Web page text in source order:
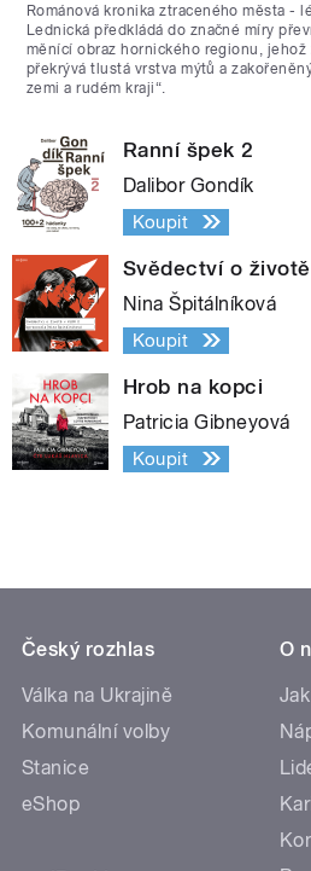
Románová kronika ztraceného města -
Lednická předkládá do značné míry
měnící obraz hornického regionu,
překrývá tlustá vrstva mýtů a
zemi a rudém kraji“.
Ranní špek 2
Dalibor Gondík
Koupit
Svědectví o
Nina Špitálníková
Koupit
Hrob na kopci
Patricia Gibneyová
Koupit
Český rozhlas
Válka na Ukrajině
Komunální volby
Stanice
eShop
O